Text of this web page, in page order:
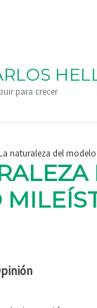
para crecer
naturaleza del